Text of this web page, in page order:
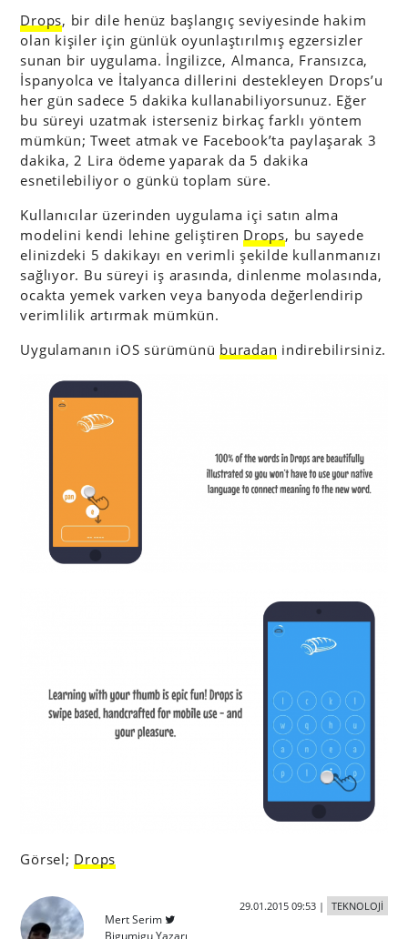
Drops, bir dile henüz başlangıç seviyesinde hakim
olan kişiler için günlük oyunlaştırılmış egzersizler
sunan bir uygulama. İngilizce, Almanca, Fransızca,
İspanyolca ve İtalyanca dillerini destekleyen Drops’u
her gün sadece 5 dakika kullanabiliyorsunuz. Eğer
bu süreyi uzatmak isterseniz birkaç farklı yöntem
mümkün; Tweet atmak ve Facebook’ta paylaşarak 3
dakika, 2 Lira ödeme yaparak da 5 dakika
esnetilebiliyor o günkü toplam süre.
Kullanıcılar üzerinden uygulama içi satın alma
modelini kendi lehine geliştiren Drops, bu sayede
elinizdeki 5 dakikayı en verimli şekilde kullanmanızı
sağlıyor. Bu süreyi iş arasında, dinlenme molasında,
ocakta yemek varken veya banyoda değerlendirip
verimlilik artırmak mümkün.
Uygulamanın iOS sürümünü buradan indirebilirsiniz.
Görsel; Drops
Mert Serim
Bigumigu Yazarı
29.01.2015 09:53| TEKNOLOJİ